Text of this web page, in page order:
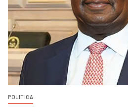
POLITICA